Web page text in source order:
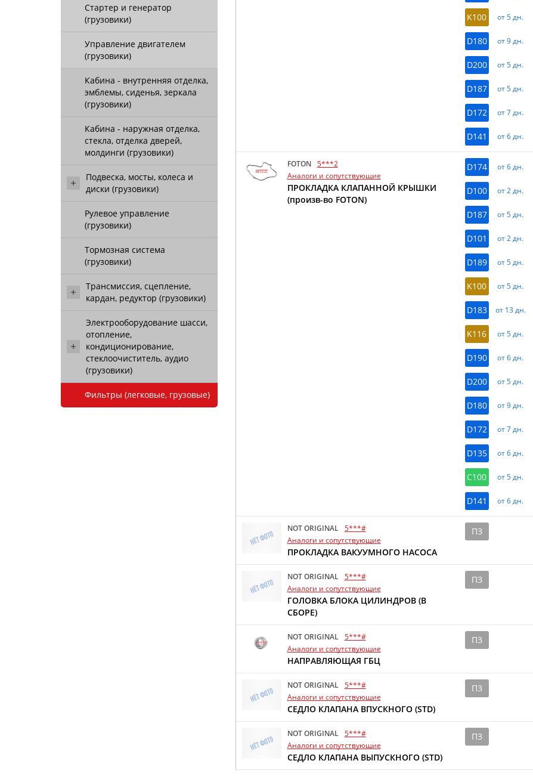
Стартер и генератор
(грузовики)
Управление двигателем
(грузовики)
Кабина - внутренняя отделка,
эмблемы, сиденья, зеркала
(грузовики)
Кабина - наружная отделка,
стекла, отделка дверей,
молдинги (грузовики)
Подвеска, мосты, колеса и
диски (грузовики)
Рулевое управление
(грузовики)
Тормозная система
(грузовики)
Трансмиссия, сцепление,
кардан, редуктор (грузовики)
Электрооборудование шасси,
отопление,
кондиционирование,
стеклоочиститель, аудио
(грузовики)
Фильтры (легковые, грузовые)
K100 от 5 дн.
D180 от 9 дн.
D200 от 5 дн.
D187 от 5 дн.
D172 от 7 дн.
D141 от 6 дн.
FOTON
5***2
Аналоги и сопутствующие
ПРОКЛАДКА КЛАПАННОЙ КРЫШКИ
(произв-во FOTON)
D174 от 6 дн.
D100 от 2 дн.
D187 от 5 дн.
D101 от 2 дн.
D189 от 5 дн.
K100 от 5 дн.
D183 от 13 дн.
K116 от 5 дн.
D190 от 6 дн.
D200 от 5 дн.
D180 от 9 дн.
D172 от 7 дн.
D135 от 6 дн.
C100 от 5 дн.
D141 от 6 дн.
NOT ORIGINAL
5***#
Аналоги и сопутствующие
ПРОКЛАДКА ВАКУУМНОГО НАСОСА
ПЗ
NOT ORIGINAL
5***#
Аналоги и сопутствующие
ГОЛОВКА БЛОКА ЦИЛИНДРОВ (В
СБОРЕ)
ПЗ
NOT ORIGINAL
5***#
Аналоги и сопутствующие
НАПРАВЛЯЮЩАЯ ГБЦ
ПЗ
NOT ORIGINAL
5***#
Аналоги и сопутствующие
СЕДЛО КЛАПАНА ВПУСКНОГО (STD)
ПЗ
NOT ORIGINAL
5***#
Аналоги и сопутствующие
СЕДЛО КЛАПАНА ВЫПУСКНОГО (STD)
ПЗ